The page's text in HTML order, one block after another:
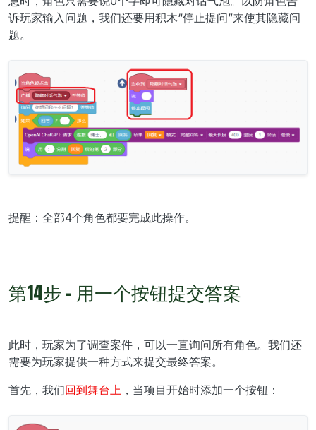
诉玩家输入问题，我们还要用积木“停止提问”来使其隐藏问
题。
提醒：全部4个角色都要完成此操作。
第14步 - 用一个按钮提交答案
此时，玩家为了调查案件，可以一直询问所有角色。我们还
需要为玩家提供一种方式来提交最终答案。
首先，我们回到舞台上 ，当项目开始时添加一个按钮：